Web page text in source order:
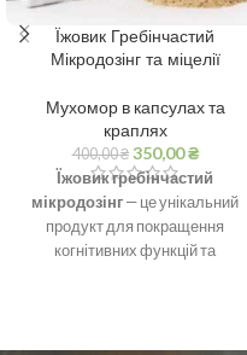
Їжовик Гребінчастий
Мікродозінг та міцелії
Мухомор в капсулах та
краплях
400,00₴ 350,00₴
Їжовик гребінчастий
мікродозінг — це унікальний
продукт для покращення
когнітивних функцій та
грамів на добу. Ідеально